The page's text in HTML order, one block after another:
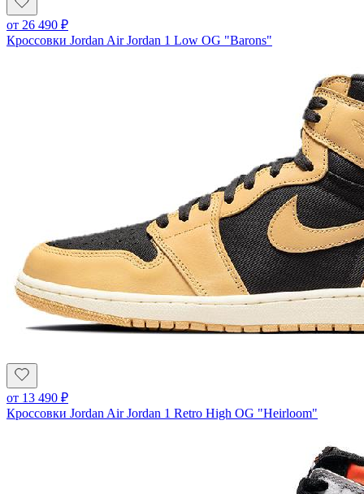
от 26 490 ₽
Кроссовки Jordan Air Jordan 1 Low OG "Barons"
от 13 490 ₽
Кроссовки Jordan Air Jordan 1 Retro High OG "Heirloom"